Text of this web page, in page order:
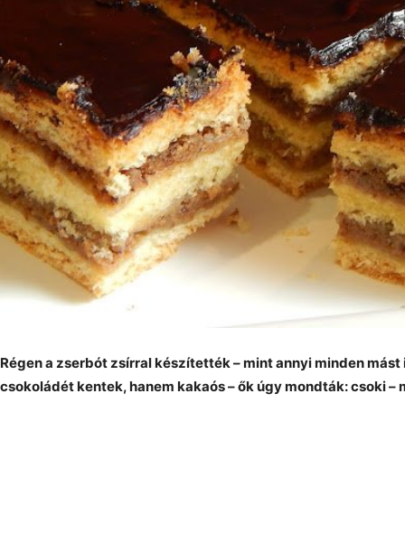
Régen a zserbót zsírral készítették – mint annyi minden
csokoládét kentek, hanem kakaós – ők úgy mondták: csoki –